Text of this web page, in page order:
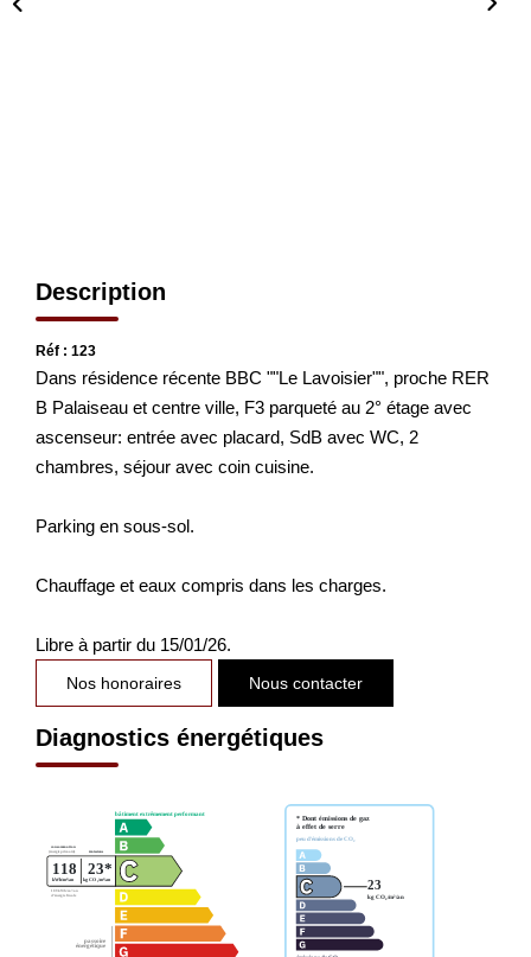
Description
Réf : 123
Dans résidence récente BBC ""Le Lavoisier"", proche RER
B Palaiseau et centre ville, F3 parqueté au 2° étage avec
ascenseur: entrée avec placard, SdB avec WC, 2
chambres, séjour avec coin cuisine.
Parking en sous-sol.
Chauffage et eaux compris dans les charges.
Libre à partir du 15/01/26.
Nos honoraires Nous contacter
Diagnostics énergétiques